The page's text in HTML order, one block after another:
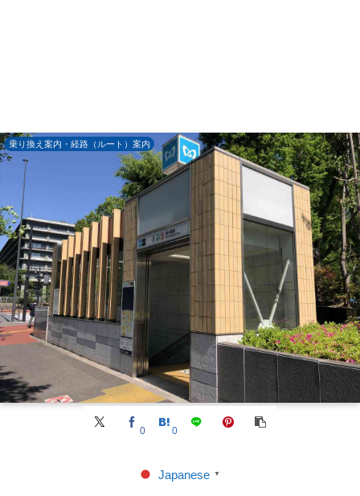
乗り換え案内・経路（ルート）案内
0 0
Japanese ▼